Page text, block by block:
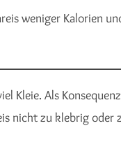
weniger Kalorien
Kleie. Als
nicht zu klebrig oder